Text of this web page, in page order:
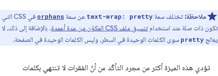
ملاحظة: تختلف سمة text-wrap: pretty عن سمة orphans
في CSS التي
تكون ذات صلة عند استخدام تنسيق ملف CSS المكوّن من عدة أعمدة
. بالإضافة إلى ذلك، لا
يعالجpretty سوى الكلمات الوحيدة في السطر، وليس الكلمات الوحيدة في الصفحة.
تؤدي هذه الميزة أكثر من مجرد التأكّد من أنّ الفقرات لا تنتهي بكلمات